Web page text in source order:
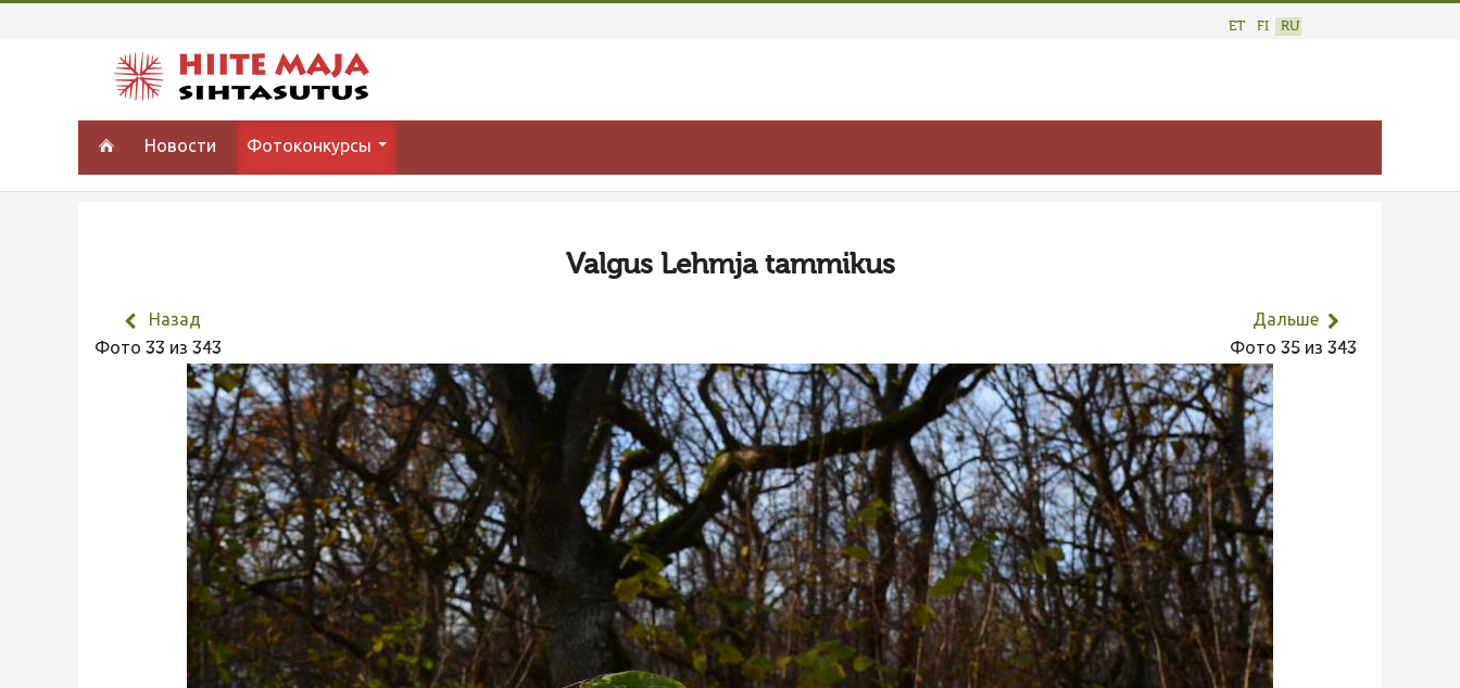
ET FI RU
Новости Фотоконкурсы
Valgus Lehmja tammikus
Назад
Фото 33 из 343
Дальше
Фото 35 из 343